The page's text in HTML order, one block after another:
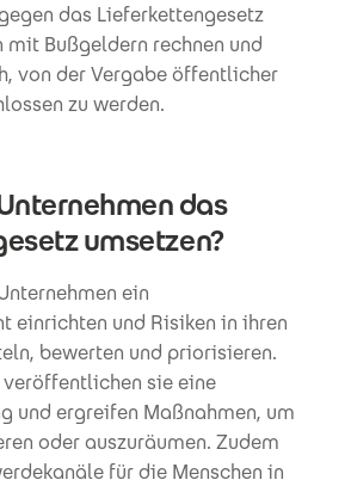
das Lieferkettengesetz
mit Bußgeldern rechnen und
von der Vergabe öffentlicher
zu werden.
das
umsetzen?
ein
einrichten und Risiken in ihren
bewerten und priorisieren.
sie eine
und ergreifen Maßnahmen, um
oder auszuräumen. Zudem
für die Menschen in